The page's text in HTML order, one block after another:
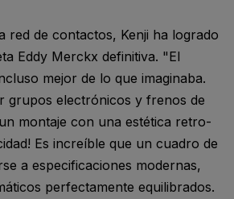
red de contactos, Kenji ha logrado
Eddy Merckx definitiva. "El
mejor de lo que imaginaba.
grupos electrónicos y frenos de
montaje con una estética retro-
Es increíble que un cuadro de
a especificaciones modernas,
perfectamente equilibrados.